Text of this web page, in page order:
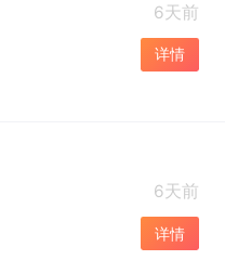
6天前
详情
6天前
详情